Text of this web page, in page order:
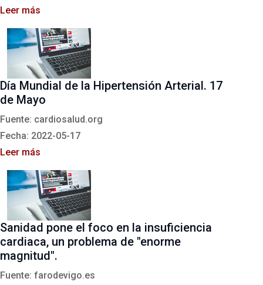
Leer más
Día Mundial de la Hipertensión Arterial. 17
de Mayo
Fuente: cardiosalud.org
Fecha: 2022-05-17
Leer más
Sanidad pone el foco en la insuficiencia
cardiaca, un problema de "enorme
magnitud".
Fuente: farodevigo.es